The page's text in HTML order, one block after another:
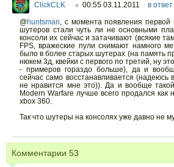
ClickCLK ○ 00:55 03.11.2011 в
@huntsman, с момента появления первой
шутеров стали чуть ли не основными
консоли их сейчас и затачивают (всякие
FPS, вражеские пули снимают намного
было в более старых шутерах (на память
нюкем 3д, квейки с первого по третий, ну
- примеров гораздо больше), да и
сейчас само восстанавливается (надеюсь
не нравится мне это)). Да и вообще
Modern Warfare лучше всего продался как
xbox 360.
Так что шутеры на консолях уже давно не
Комментарии 53